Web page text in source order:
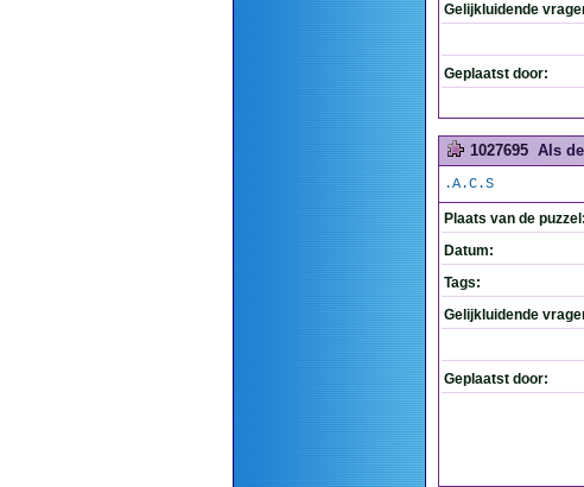
Gelijkluidende
Geplaatst door:
1027695 Als
.A.C.S
Plaats van de puzzel:
Datum:
Tags:
Gelijkluidende
Geplaatst door: